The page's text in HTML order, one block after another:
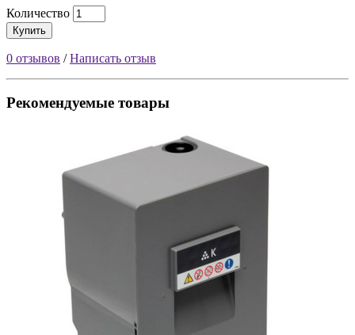
Количество
Купить
0 отзывов /Написать отзыв
Рекомендуемые товары